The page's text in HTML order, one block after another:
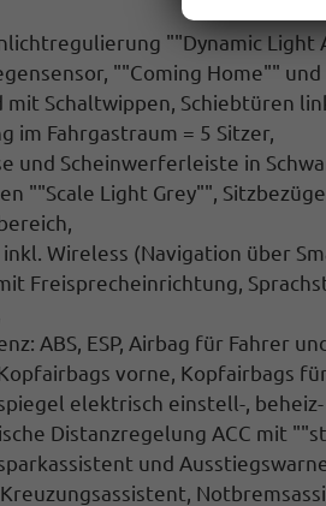
""Dynamic Light
""Coming Home""
Schaltwippen, Schiebtüren
im Fahrgastraum = 5 Sitzer,
und Scheinwerferleiste in
""Scale Light Grey"",
Wireless (Navigation über
Freisprecheinrichtung,
ABS, ESP, Airbag für Fahrer
vorne, Kopfairbags
elektrisch einstell-,
Distanzregelung ACC mit
und